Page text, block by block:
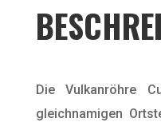
Die Vulkanröhre
gleichnamigen